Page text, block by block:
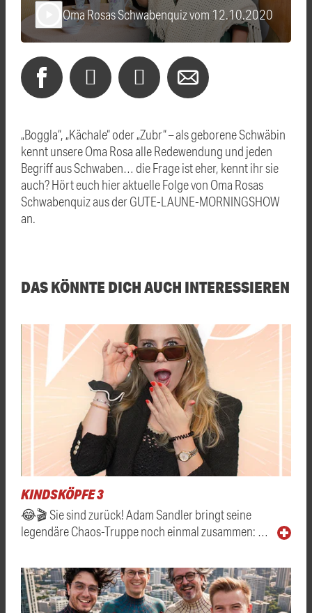
Oma Rosas Schwabenquiz vom 12.10.2020
„Boggla“, „Kächale“ oder „Zubr“ – als geborene Schwäbin
kennt unsere Oma Rosa alle Redewendung und jeden
Begriff aus Schwaben… die Frage ist eher, kennt ihr sie
auch? Hört euch hier aktuelle Folge von Oma Rosas
Schwabenquiz aus der GUTE-LAUNE-MORNINGSHOW
an.
DAS KÖNNTE DICH AUCH INTERESSIEREN
KINDSKÖPFE 3
😂🎬 Sie sind zurück! Adam Sandler bringt seine
legendäre Chaos-Truppe noch einmal zusammen: …